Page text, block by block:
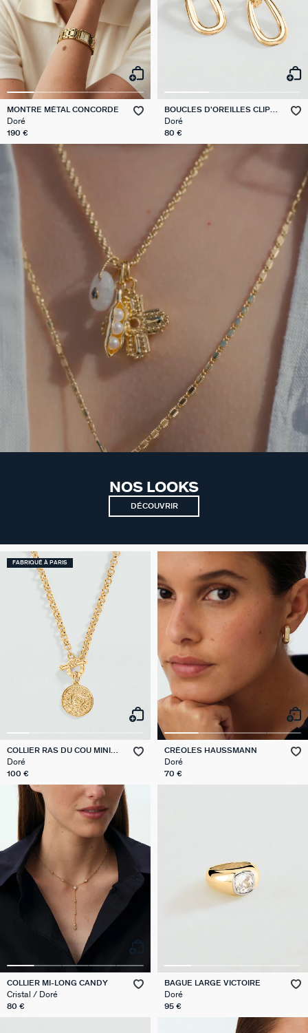
MONTRE MÉTAL CONCORDE
Doré
190 €
BOUCLES D'OREILLES CLIPS
ABBESSES
Doré
80 €
NOS LOOKS
DÉCOUVRIR
FABRIQUÉ À PARIS
COLLIER RAS DU COU MINI
SAINT HONORE
Doré
100 €
CRÉOLES HAUSSMANN
Doré
70 €
COLLIER MI-LONG CANDY
Cristal / Doré
80 €
BAGUE LARGE VICTOIRE
Doré
95 €